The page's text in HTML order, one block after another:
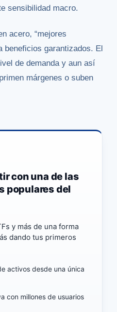
sensibilidad macro.
acero, “mejores
beneficios garantizados. El
de demanda y aun así
márgenes o suben
con una de las
populares del
y más de una forma
dando tus primeros
activos desde una única
con millones de usuarios